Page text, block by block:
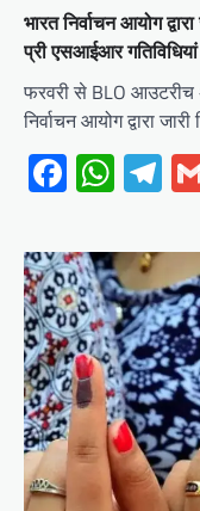
भारत निर्वाचन आयोग
प्री एसआईआर
फरवरी से BLO
निर्वाचन आयोग द्वारा